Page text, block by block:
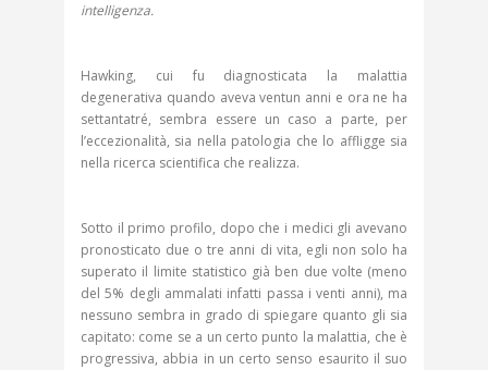
intelligenza.
Hawking, cui fu diagnosticata la malattia
degenerativa quando aveva ventun anni e ora ne ha
settantatré, sembra essere un caso a parte, per
l’eccezionalità, sia nella patologia che lo affligge sia
nella ricerca scientifica che realizza.
Sotto il primo profilo, dopo che i medici gli avevano
pronosticato due o tre anni di vita, egli non solo ha
superato il limite statistico già ben due volte (meno
del 5% degli ammalati infatti passa i venti anni), ma
nessuno sembra in grado di spiegare quanto gli sia
capitato: come se a un certo punto la malattia, che è
progressiva, abbia in un certo senso esaurito il suo